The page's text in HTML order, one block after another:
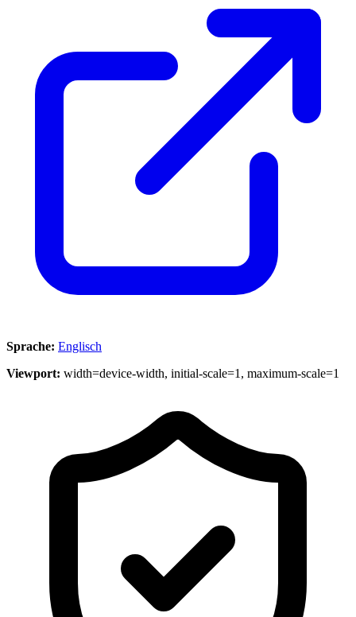
Sprache: Englisch
Viewport: width=device-width, initial-scale=1, maximum-scale=1